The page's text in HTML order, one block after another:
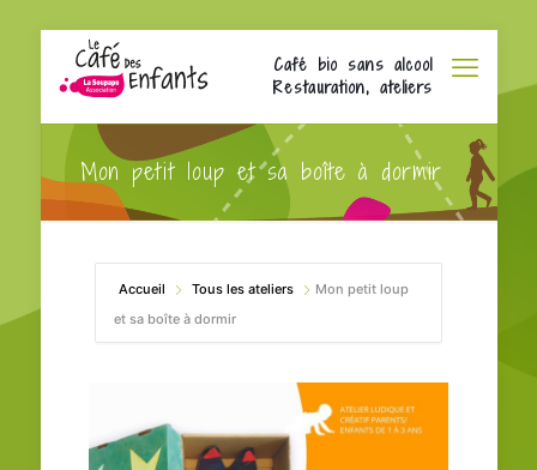
Café bio sans alcool
Restauration, ateliers
Mon petit loup et sa boîte à dormir
Accueil Tous les ateliers
Mon petit loup
et sa boîte à dormir